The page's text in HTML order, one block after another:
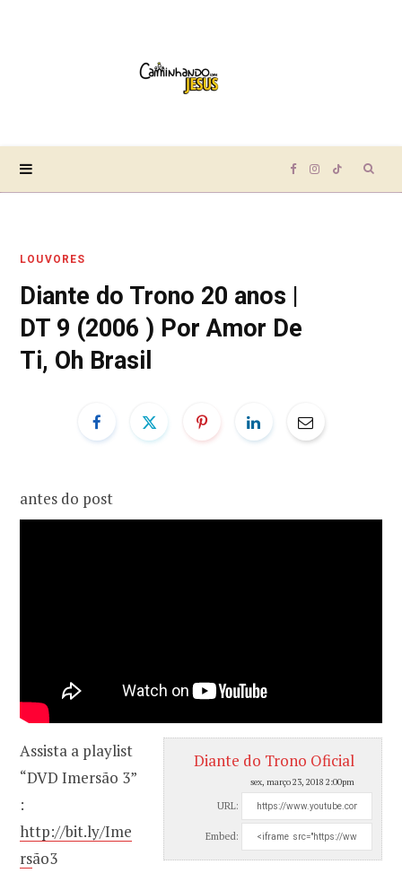
F
e
o
I T
LOUVORES
Diante do Trono 20 anos |
DT 9 (2006 ) Por Amor De
Ti, Oh Brasil
antes do post
Diante do Trono Oficial
sex, março 23, 2018 2:00pm
URL:
Embed:
Assista a playlist
“DVD Imersão 3”
:
http://bit.ly/Ime
rsão3